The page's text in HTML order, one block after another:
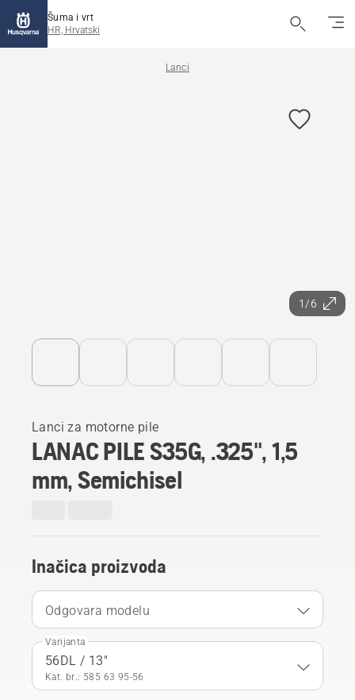
Šuma i vrt
HR, Hrvatski
Lanci
1/6
Lanci za motorne pile
LANAC PILE S35G, .325", 1,5
mm, Semichisel
Inačica proizvoda
Odgovara modelu
Varijanta
56DL / 13"
Kat. br.: 585 63 95‑56